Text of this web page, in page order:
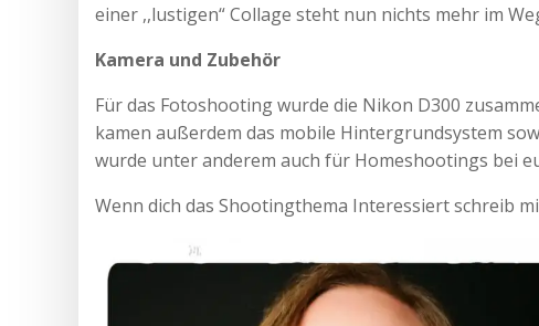
einer ,,lustigen“ Collage steht nun nichts mehr im
Kamera und Zubehör
Für das Fotoshooting wurde die Nikon D300
kamen außerdem das mobile Hintergrundsystem
wurde unter anderem auch für Homeshootings bei
Wenn dich das Shootingthema Interessiert schreib